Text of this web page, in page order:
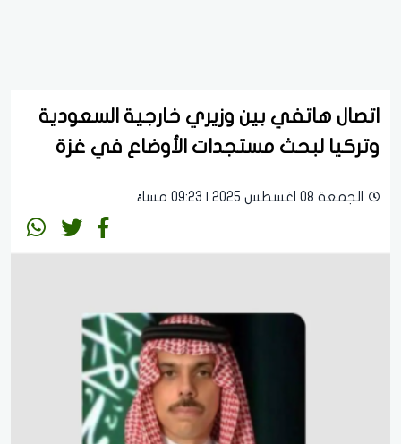
اتصال هاتفي بين وزيري خارجية السعودية
وتركيا لبحث مستجدات الأوضاع في غزة
الجمعة 08 اغسطس 2025 | 09:23 مساءً